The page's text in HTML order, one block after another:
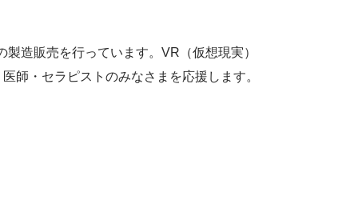
造販売を行っています。VR（仮想現実）
師・セラピストのみなさまを応援します。